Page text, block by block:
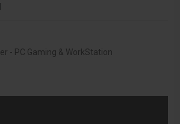
- PC Gaming & WorkStation